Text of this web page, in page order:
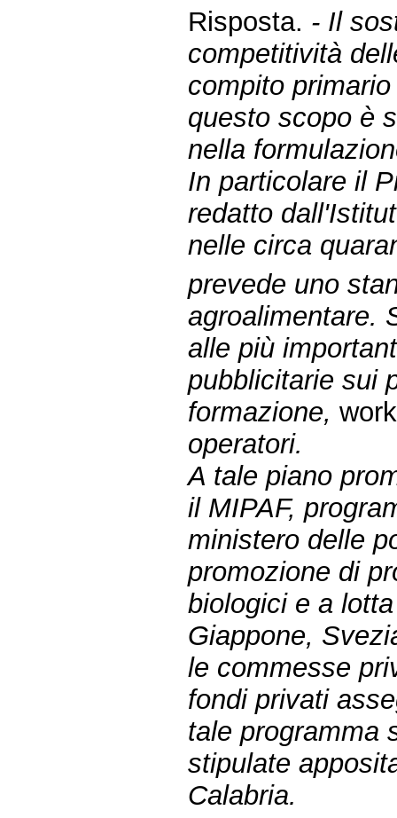
Risposta. - Il
competitività
compito
questo scopo è
nella
In particolare il
redatto
nelle circa
prevede uno
agroalimentare.
alle più
pubblicitarie sui
formazione,
operatori.
A tale piano
il MIPAF,
ministero delle
promozione di
biologici e a
Giappone,
le commesse
fondi privati
tale programma
stipulate
Calabria.